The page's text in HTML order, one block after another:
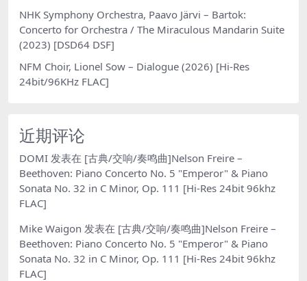
NHK Symphony Orchestra, Paavo Järvi – Bartok:
Concerto for Orchestra / The Miraculous Mandarin Suite
(2023) [DSD64 DSF]
NFM Choir, Lionel Sow – Dialogue (2026) [Hi-Res
24bit/96KHz FLAC]
近期评论
DOMI 发表在 [古典/交响/奏鸣曲]Nelson Freire –
Beethoven: Piano Concerto No. 5 "Emperor" & Piano
Sonata No. 32 in C Minor, Op. 111 [Hi-Res 24bit 96khz
FLAC]
Mike Waigon 发表在 [古典/交响/奏鸣曲]Nelson Freire –
Beethoven: Piano Concerto No. 5 "Emperor" & Piano
Sonata No. 32 in C Minor, Op. 111 [Hi-Res 24bit 96khz
FLAC]